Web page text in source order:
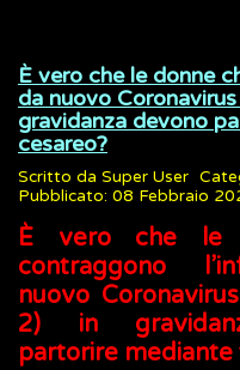
È vero che le donne
da nuovo
gravidanza devono
cesareo?
Scritto da Super User
Pubblicato: 08 Febbraio
È vero che le
contraggono
nuovo
2) in
partorire mediante